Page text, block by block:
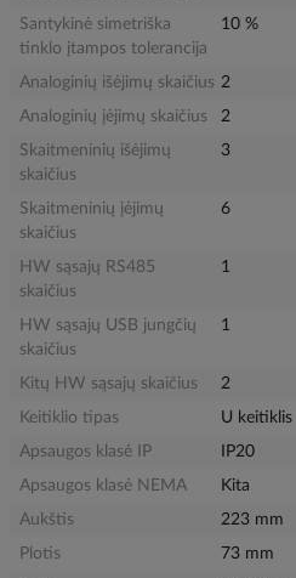
Santykinė simetriška
tinklo įtampos tolerancija
10 %
Analoginių išėjimų skaičius 2
Analoginių įėjimų skaičius
2
Skaitmeninių išėjimų
skaičius
3
Skaitmeninių įėjimų
skaičius
6
HW sąsajų RS485
skaičius
1
HW sąsajų USB jungčių
skaičius
1
Kitų HW sąsajų skaičius
2
Keitiklio tipas
U keitiklis
Apsaugos klasė IP
IP20
Apsaugos klasė NEMA
Kita
Aukštis
223 mm
Plotis
73 mm